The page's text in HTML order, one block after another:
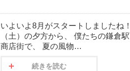
いよいよ8月がスタートしましたね
（土）の夕方から、 僕たちの鎌倉
商店街で、 夏の風物…
続きを読む